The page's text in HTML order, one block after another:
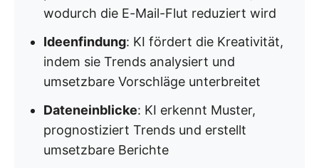
wodurch die E-Mail-Flut reduziert wird
Ideenfindung: KI fördert die Kreativität,
indem sie Trends analysiert und
umsetzbare Vorschläge unterbreitet
Dateneinblicke: KI erkennt Muster,
prognostiziert Trends und erstellt
umsetzbare Berichte